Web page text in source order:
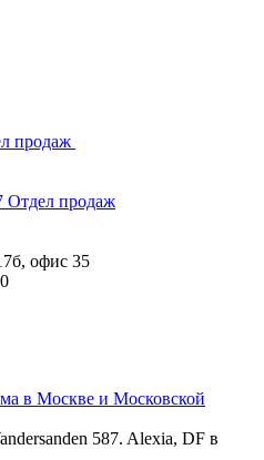
продаж
Отдел продаж
офис 35
в Москве и Московской
587. Alexia, DF в